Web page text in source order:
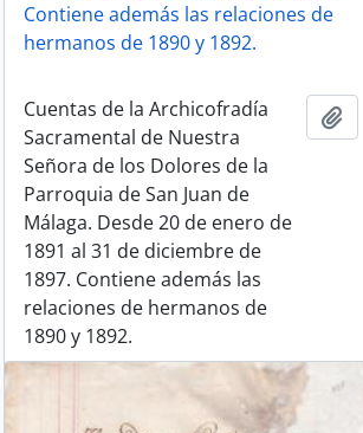
Contiene además las relaciones de
hermanos de 1890 y 1892.
Cuentas de la Archicofradía
Sacramental de Nuestra
Señora de los Dolores de la
Parroquia de San Juan de
Málaga. Desde 20 de enero de
1891 al 31 de diciembre de
1897. Contiene además las
relaciones de hermanos de
1890 y 1892.